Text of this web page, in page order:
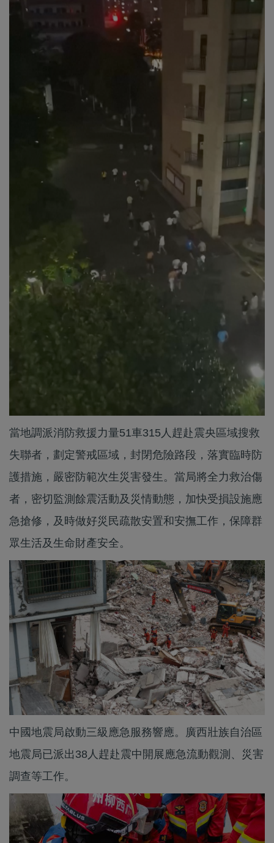
當地調派消防救援力量51車315人趕赴震央區域搜救
失聯者，劃定警戒區域，封閉危險路段，落實臨時防
護措施，嚴密防範次生災害發生。當局將全力救治傷
者，密切監測餘震活動及災情動態，加快受損設施應
急搶修，及時做好災民疏散安置和安撫工作，保障群
眾生活及生命財產安全。
中國地震局啟動三級應急服務響應。廣西壯族自治區
地震局已派出38人趕赴震中開展應急流動觀測、災害
調查等工作。